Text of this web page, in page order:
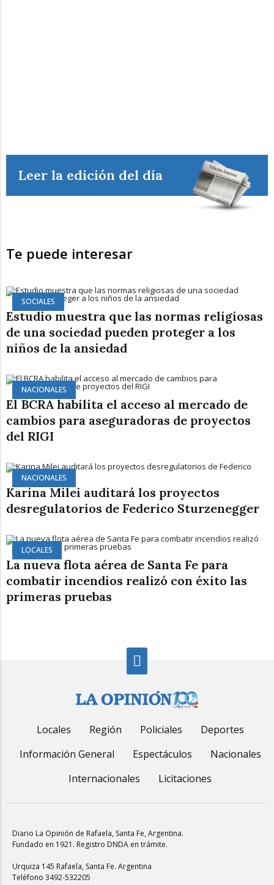
Leer la edición del día
Te puede interesar
SOCIALES
Estudio muestra que las normas religiosas
de una sociedad pueden proteger a los
niños de la ansiedad
NACIONALES
El BCRA habilita el acceso al mercado de
cambios para aseguradoras de proyectos
del RIGI
NACIONALES
Karina Milei auditará los proyectos
desregulatorios de Federico Sturzenegger
LOCALES
La nueva flota aérea de Santa Fe para
combatir incendios realizó con éxito las
primeras pruebas
Locales Región Policiales
Deportes
Información General
Espectáculos
Nacionales
Internacionales
Licitaciones
Diario La Opinión de Rafaela, Santa Fe, Argentina.
Fundado en 1921. Registro DNDA en trámite.
Urquiza 145 Rafaela, Santa Fe. Argentina
Teléfono 3492-532205